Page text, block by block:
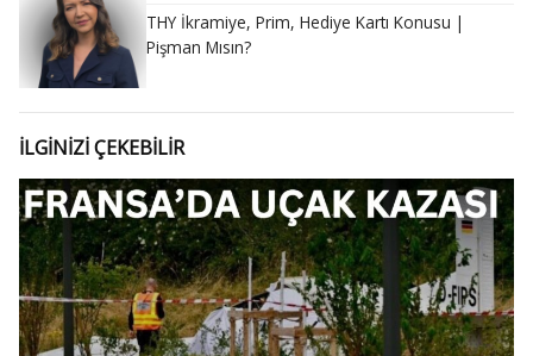
THY İkramiye, Prim, Hediye Kartı Konusu |
Pişman Mısın?
İLGİNİZİ ÇEKEBİLİR